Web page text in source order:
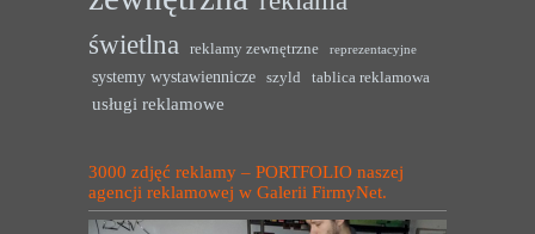
świetlna
reklamy zewnętrzne reprezentacyjne
systemy wystawiennicze szyld tablica reklamowa
usługi reklamowe
3000 zdjęć reklamy – PORTFOLIO naszej
agencji reklamowej w Galerii FirmyNet.